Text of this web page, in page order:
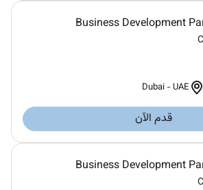
Business Development
Dubai -UAE
قدم الآن
Business Development